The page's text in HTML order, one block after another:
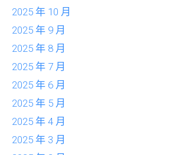
2025 年 10 月
2025 年 9 月
2025 年 8 月
2025 年 7 月
2025 年 6 月
2025 年 5 月
2025 年 4 月
2025 年 3 月